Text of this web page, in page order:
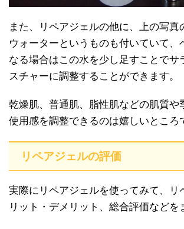
また、リペアジェルの他に、上の写真
ウォーターというものも付いていて、
なる場合はこの水を少し足すことでサ
スチャーに調整することができます。
乾燥肌、普通肌、脂性肌などの肌質や
使用感を調整できるのは嬉しいところ
リペアジェルの評価
実際にリペアジェルを使ってみて、リ
リット・デメリット、総合評価などを